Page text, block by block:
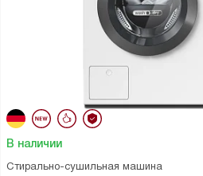
В наличии
Стирально-сушильная машина